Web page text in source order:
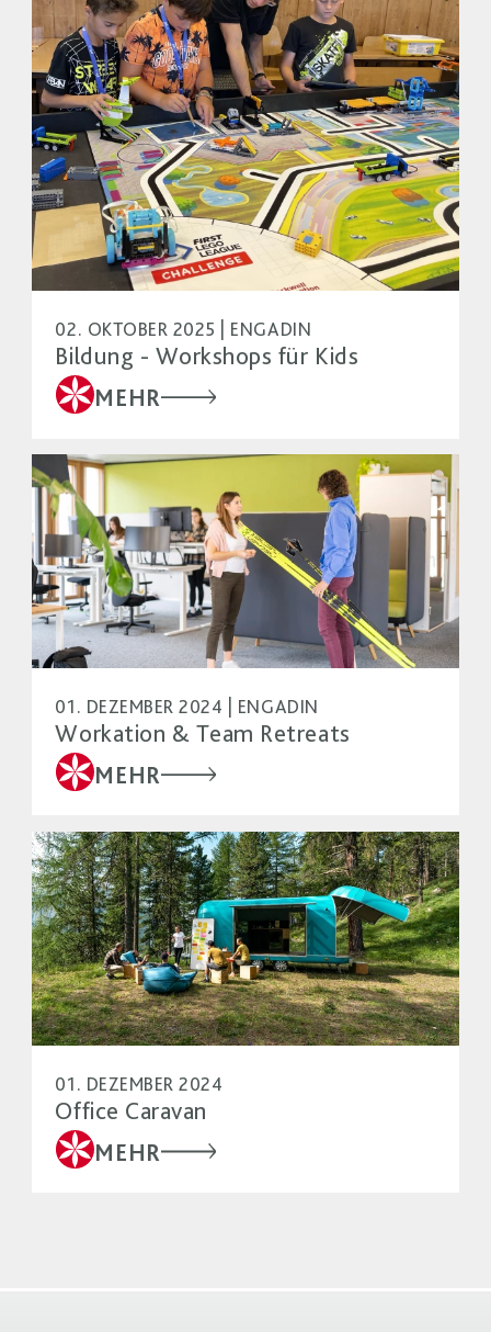
02. OKTOBER 2025 | ENGADIN
Bildung - Workshops für Kids
MEHR
01. DEZEMBER 2024 | ENGADIN
Workation & Team Retreats
MEHR
01. DEZEMBER 2024
Office Caravan
MEHR